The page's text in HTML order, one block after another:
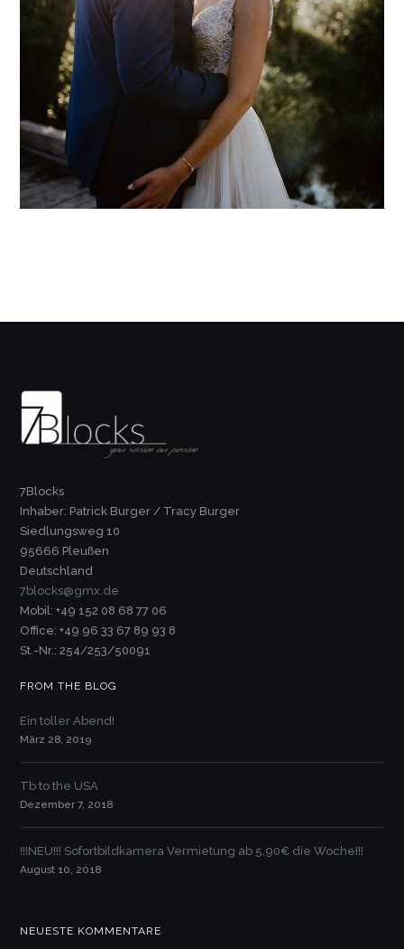
7Blocks
Inhaber: Patrick Burger / Tracy Burger
Siedlungsweg 10
95666 Pleußen
Deutschland
7blocks@gmx.de
Mobil: +49 152 08 68 77 06
Office: +49 96 33 67 89 93 8
St.-Nr.: 254/253/50091
FROM THE BLOG
Ein toller Abend!
März 28, 2019
Tb to the USA
Dezember 7, 2018
!!!NEU!!! Sofortbildkamera Vermietung ab 5,90€ die Woche!!!
August 10, 2018
NEUESTE KOMMENTARE